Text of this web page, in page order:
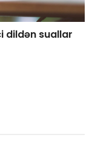
dildən suallar